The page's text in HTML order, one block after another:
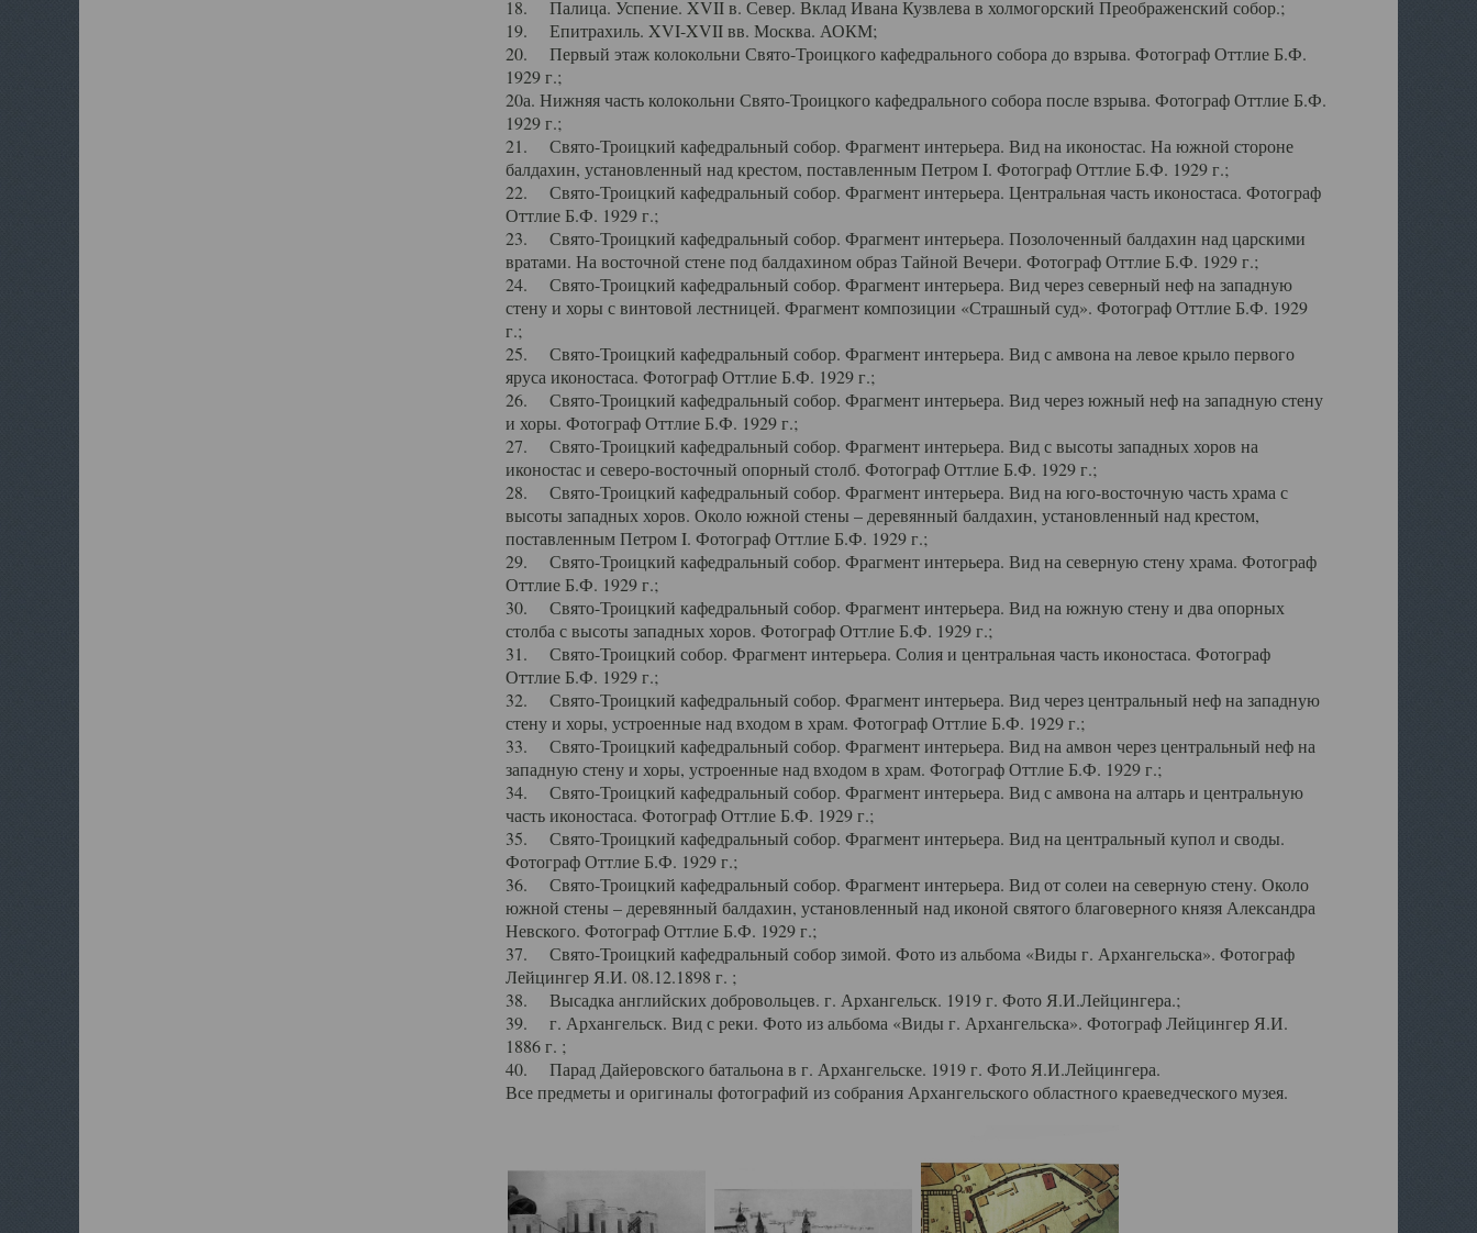
18. Палица. Успение. XVII в. Север. Вклад Ивана Кузвлева в холмогорский Преображенский собор.;
19. Епитрахиль. XVI-XVII вв. Москва. АОКМ;
20. Первый этаж колокольни Свято-Троицкого кафедрального собора до взрыва. Фотограф Оттлие Б.Ф.
1929 г.;
20а. Нижняя часть колокольни Свято-Троицкого кафедрального собора после взрыва. Фотограф Оттлие Б.Ф.
1929 г.;
21. Свято-Троицкий кафедральный собор. Фрагмент интерьера. Вид на иконостас. На южной стороне
балдахин, установленный над крестом, поставленным Петром I. Фотограф Оттлие Б.Ф. 1929 г.;
22. Свято-Троицкий кафедральный собор. Фрагмент интерьера. Центральная часть иконостаса. Фотограф
Оттлие Б.Ф. 1929 г.;
23. Свято-Троицкий кафедральный собор. Фрагмент интерьера. Позолоченный балдахин над царскими
вратами. На восточной стене под балдахином образ Тайной Вечери. Фотограф Оттлие Б.Ф. 1929 г.;
24. Свято-Троицкий кафедральный собор. Фрагмент интерьера. Вид через северный неф на западную
стену и хоры с винтовой лестницей. Фрагмент композиции «Страшный суд». Фотограф Оттлие Б.Ф. 1929
г.;
25. Свято-Троицкий кафедральный собор. Фрагмент интерьера. Вид с амвона на левое крыло первого
яруса иконостаса. Фотограф Оттлие Б.Ф. 1929 г.;
26. Свято-Троицкий кафедральный собор. Фрагмент интерьера. Вид через южный неф на западную стену
и хоры. Фотограф Оттлие Б.Ф. 1929 г.;
27. Свято-Троицкий кафедральный собор. Фрагмент интерьера. Вид с высоты западных хоров на
иконостас и северо-восточный опорный столб. Фотограф Оттлие Б.Ф. 1929 г.;
28. Свято-Троицкий кафедральный собор. Фрагмент интерьера. Вид на юго-восточную часть храма с
высоты западных хоров. Около южной стены – деревянный балдахин, установленный над крестом,
поставленным Петром I. Фотограф Оттлие Б.Ф. 1929 г.;
29. Свято-Троицкий кафедральный собор. Фрагмент интерьера. Вид на северную стену храма. Фотограф
Оттлие Б.Ф. 1929 г.;
30. Свято-Троицкий кафедральный собор. Фрагмент интерьера. Вид на южную стену и два опорных
столба с высоты западных хоров. Фотограф Оттлие Б.Ф. 1929 г.;
31. Свято-Троицкий собор. Фрагмент интерьера. Солия и центральная часть иконостаса. Фотограф
Оттлие Б.Ф. 1929 г.;
32. Свято-Троицкий кафедральный собор. Фрагмент интерьера. Вид через центральный неф на западную
стену и хоры, устроенные над входом в храм. Фотограф Оттлие Б.Ф. 1929 г.;
33. Свято-Троицкий кафедральный собор. Фрагмент интерьера. Вид на амвон через центральный неф на
западную стену и хоры, устроенные над входом в храм. Фотограф Оттлие Б.Ф. 1929 г.;
34. Свято-Троицкий кафедральный собор. Фрагмент интерьера. Вид с амвона на алтарь и центральную
часть иконостаса. Фотограф Оттлие Б.Ф. 1929 г.;
35. Свято-Троицкий кафедральный собор. Фрагмент интерьера. Вид на центральный купол и своды.
Фотограф Оттлие Б.Ф. 1929 г.;
36. Свято-Троицкий кафедральный собор. Фрагмент интерьера. Вид от солеи на северную стену. Около
южной стены – деревянный балдахин, установленный над иконой святого благоверного князя Александра
Невского. Фотограф Оттлие Б.Ф. 1929 г.;
37. Свято-Троицкий кафедральный собор зимой. Фото из альбома «Виды г. Архангельска». Фотограф
Лейцингер Я.И. 08.12.1898 г. ;
38. Высадка английских добровольцев. г. Архангельск. 1919 г. Фото Я.И.Лейцингера.;
39. г. Архангельск. Вид с реки. Фото из альбома «Виды г. Архангельска». Фотограф Лейцингер Я.И.
1886 г. ;
40. Парад Дайеровского батальона в г. Архангельске. 1919 г. Фото Я.И.Лейцингера.
Все предметы и оригиналы фотографий из собрания Архангельского областного краеведческого музея.